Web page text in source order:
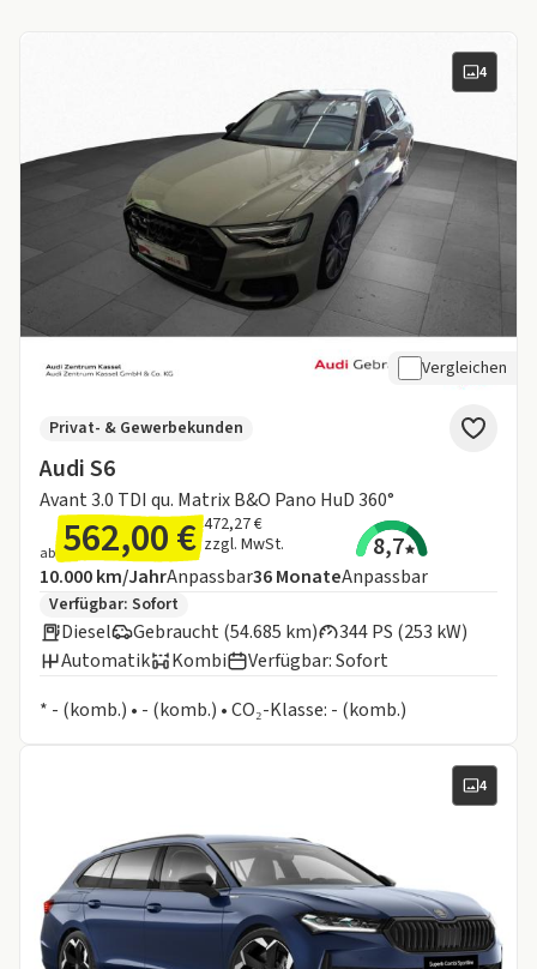
4
Vergleichen
Audi S6
Avant 3.0 TDI qu. Matrix B&O Pano HuD 360°
Privat- & Gewerbekunden
ab 562,00 € 472,27 €
zzgl. MwSt.
8,7
Angebotsdetails:
Inklusive Laufleistung
10.000 km/JahrAnpassbarLaufzeit
36MonateAnpassbar
Zusätzliche Fahrzeuginformationen:
Verfügbar: Sofort
Diesel Gebraucht (54.685 km)
344 PS (253 kW)
Automatik
Kombi
Verfügbar: Sofort
* - (komb.) • - (komb.) • CO₂-Klasse: - (komb.)
4